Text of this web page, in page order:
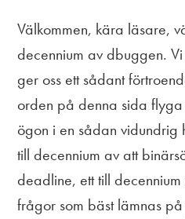
Välkommen, kära läsare,
decennium av dbuggen.
ger oss ett sådant
orden på denna sida
ögon i en sådan vidundrig
till decennium av att
deadline, ett till
frågor som bäst lämnas på